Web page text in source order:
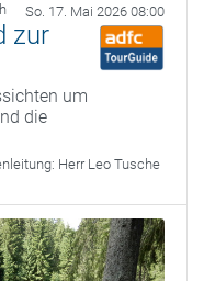
So. 17. Mai 2026 08:00
zur
um
die
Herr Leo Tusche